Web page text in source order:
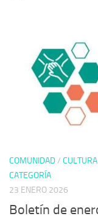
COMUNIDAD/ CULTURA
CATEGORÍA
23 ENERO 2026
Boletín de